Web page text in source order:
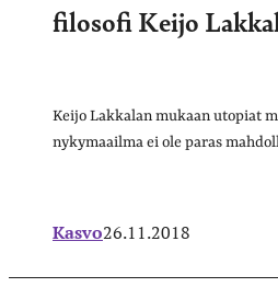
filosofi Keijo
Keijo Lakkalan mukaan utopiat
nykymaailma ei ole paras
Kasvo26.11.2018